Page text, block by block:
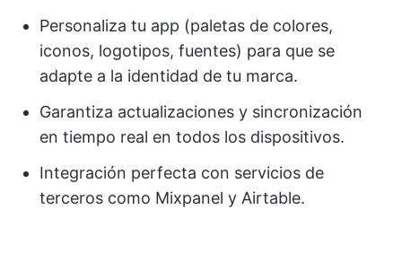
Personaliza tu app (paletas de colores,
iconos, logotipos, fuentes) para que se
adapte a la identidad de tu marca.
Garantiza actualizaciones y sincronización
en tiempo real en todos los dispositivos.
Integración perfecta con servicios de
terceros como Mixpanel y Airtable.